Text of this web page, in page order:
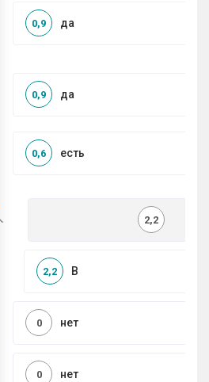
да
0,9
да
0,9
есть
0,6
2,2
B
2,2
нет
0
нет
0